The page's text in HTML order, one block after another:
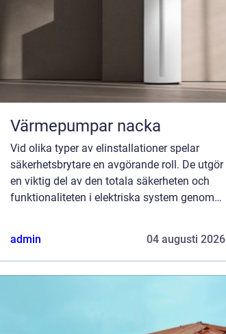
Värmepumpar nacka
Vid olika typer av elinstallationer spelar
säkerhetsbrytare en avgörande roll. De utgör
en viktig del av den totala säkerheten och
funktionaliteten i elektriska system genom
admin 04 augusti 2026